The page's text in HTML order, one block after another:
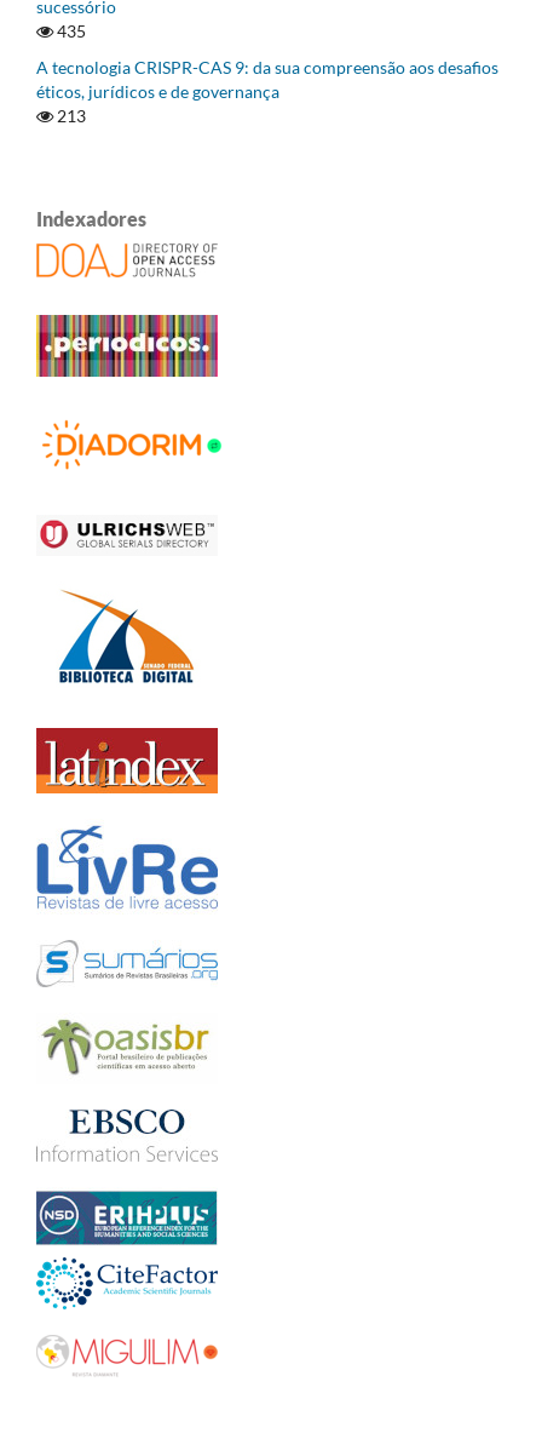
sucessório
435
A tecnologia CRISPR-CAS 9: da sua compreensão aos desafios
éticos, jurídicos e de governança
213
Indexadores